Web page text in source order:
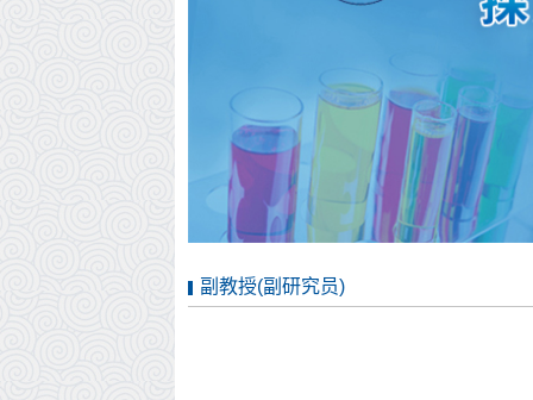
副教授(副研究员)